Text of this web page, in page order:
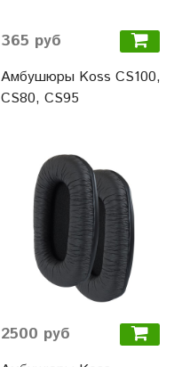
365 руб
Амбушюры Koss CS100,
CS80, CS95
2500 руб